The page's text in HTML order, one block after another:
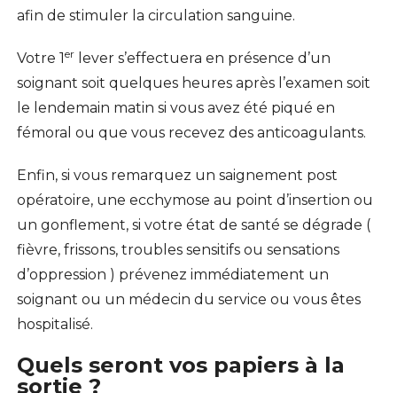
afin de stimuler la circulation sanguine.
Votre 1erlever s’effectuera en présence d’un
soignant soit quelques heures après l’examen soit
le lendemain matin si vous avez été piqué en
fémoral ou que vous recevez des anticoagulants.
Enfin, si vous remarquez un saignement post
opératoire, une ecchymose au point d’insertion ou
un gonflement, si votre état de santé se dégrade (
fièvre, frissons, troubles sensitifs ou sensations
d’oppression ) prévenez immédiatement un
soignant ou un médecin du service ou vous êtes
hospitalisé.
Quels seront vos papiers à la
sortie ?